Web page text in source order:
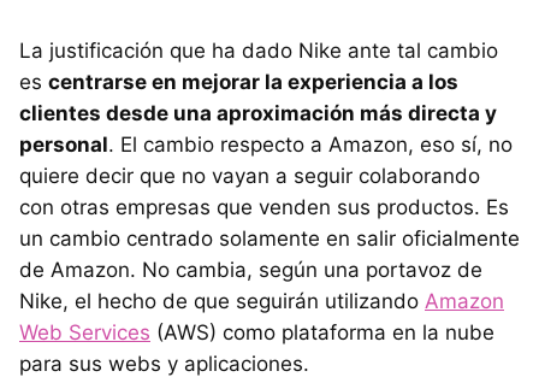
La justificación que ha dado Nike ante tal cambio
es centrarse en mejorar la experiencia a los
clientes desde una aproximación más directa y
personal. El cambio respecto a Amazon, eso sí, no
quiere decir que no vayan a seguir colaborando
con otras empresas que venden sus productos. Es
un cambio centrado solamente en salir oficialmente
de Amazon. No cambia, según una portavoz de
Nike, el hecho de que seguirán utilizando Amazon
Web Services (AWS) como plataforma en la nube
para sus webs y aplicaciones.